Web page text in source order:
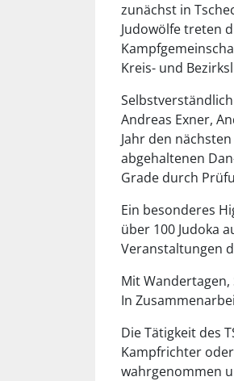
zunächst in
Judowölfe treten
Kreis- und
Andreas Exner,
Jahr den
abgehaltenen
Grade durch
Ein besonderes
über 100 Judoka
Veranstaltungen
Mit
In
Die Tätigkeit des
Kampfrichter
wahrgenommen